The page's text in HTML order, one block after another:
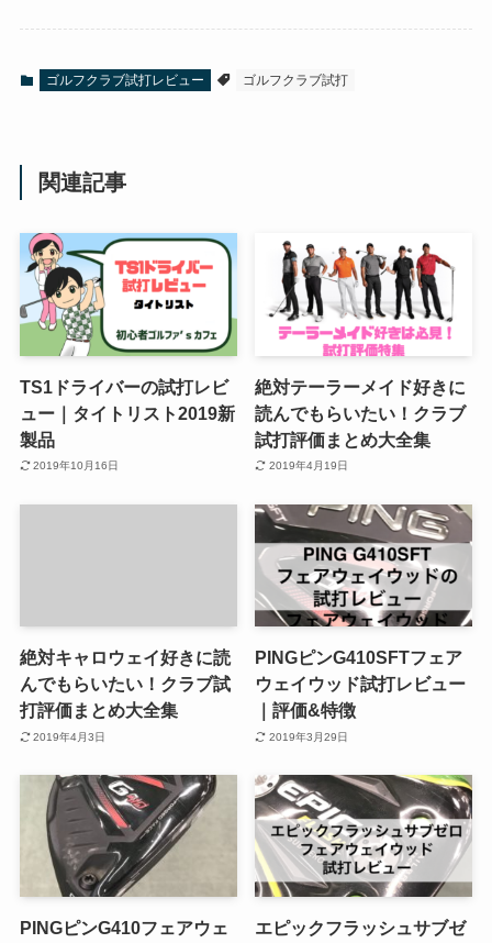
ゴルフクラブ試打レビュー ゴルフクラブ試打
関連記事
TS1ドライバーの試打レビ
ュー｜タイトリスト2019新
製品
2019年10月16日
絶対テーラーメイド好きに
読んでもらいたい！クラブ
試打評価まとめ大全集
2019年4月19日
絶対キャロウェイ好きに読
んでもらいたい！クラブ試
打評価まとめ大全集
2019年4月3日
PINGピンG410SFTフェア
ウェイウッド試打レビュー
｜評価&特徴
2019年3月29日
PINGピンG410フェアウェ
エピックフラッシュサブゼ